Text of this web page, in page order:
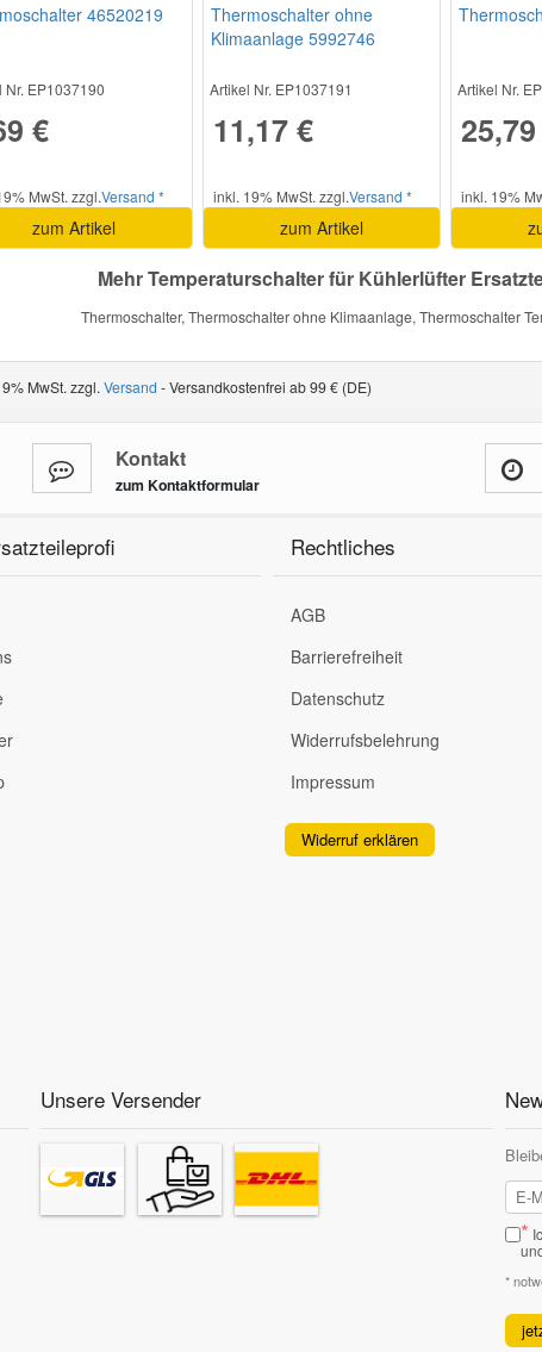
46520219
Nr. EP1037190
€
MwSt. zzgl.Versand *
zum Artikel
Thermoschalter ohne
Klimaanlage 5992746
Artikel Nr. EP1037191
11,17 €
inkl. 19% MwSt. zzgl.Versand *
zum Artikel
Artikel Nr.
inkl. 19%
Mehr Temperaturschalter für Kühlerlüfter
Thermoschalter, Thermoschalter ohne Klimaanlage, Thermoschalter
MwSt. zzgl. Versand - Versandkostenfrei ab 99 € (DE)
Kontakt
zum Kontaktformular
Rechtliches
AGB
Barrierefreiheit
Datenschutz
Widerrufsbelehrung
Impressum
Widerruf erklären
Unsere Versender
*
*